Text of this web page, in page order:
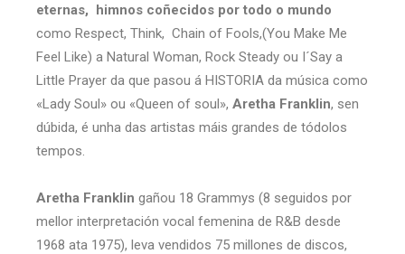
eternas, himnos coñecidos por todo o mundo
como Respect, Think, Chain of Fools,(You Make Me
Feel Like) a Natural Woman, Rock Steady ou I´Say a
Little Prayer da que pasou á HISTORIA da música como
«Lady Soul» ou «Queen of soul», Aretha Franklin, sen
dúbida, é unha das artistas máis grandes de tódolos
tempos.
Aretha Franklin gañou 18 Grammys (8 seguidos por
mellor interpretación vocal femenina de R&B desde
1968 ata 1975), leva vendidos 75 millones de discos,